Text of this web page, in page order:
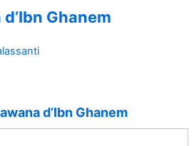
Ghanem
d’Ibn Ghanem